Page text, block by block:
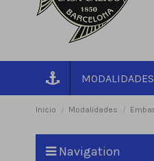
MODALIDADES
Inicio Modalidades
Navigation